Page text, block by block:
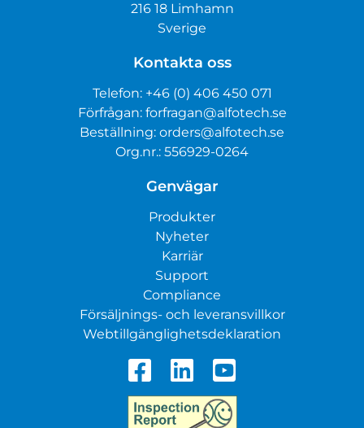
216 18 Limhamn
Sverige
Kontakta oss
Telefon: +46 (0) 406 450 071
Förfrågan: forfragan@alfotech.se
Beställning: orders@alfotech.se
Org.nr.: 556929-0264
Genvägar
Produkter
Nyheter
Karriär
Support
Compliance
Försäljnings- och leveransvillkor
Webtillgänglighetsdeklaration